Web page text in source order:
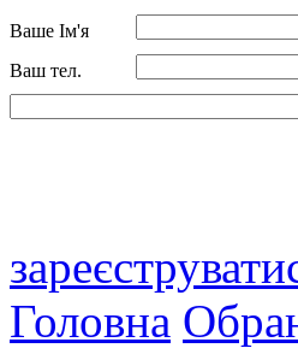
Ваше Ім'я
Ваш тел.
Головна